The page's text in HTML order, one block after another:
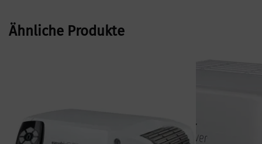
Ähnliche Produkte